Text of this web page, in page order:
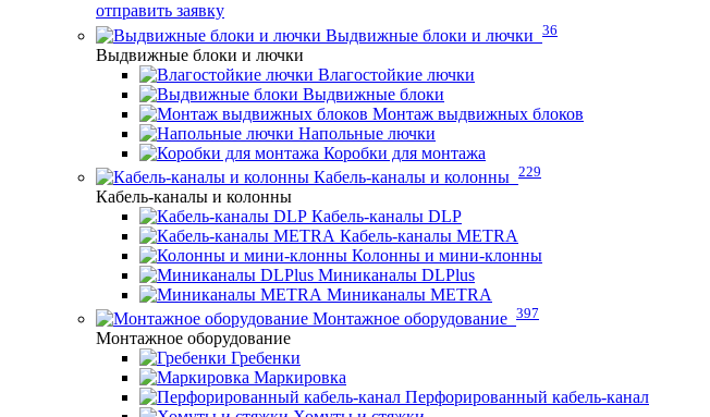
отправить заявку
Выдвижные блоки и лючки 36
Выдвижные блоки и лючки
Влагостойкие лючки
Выдвижные блоки
Монтаж выдвижных блоков
Напольные лючки
Коробки для монтажа
Кабель-каналы и колонны 229
Кабель-каналы и колонны
Кабель-каналы DLP
Кабель-каналы METRA
Колонны и мини-клонны
Миниканалы DLPlus
Миниканалы METRA
Монтажное оборудование 397
Монтажное оборудование
Гребенки
Маркировка
Перфорированный кабель-канал